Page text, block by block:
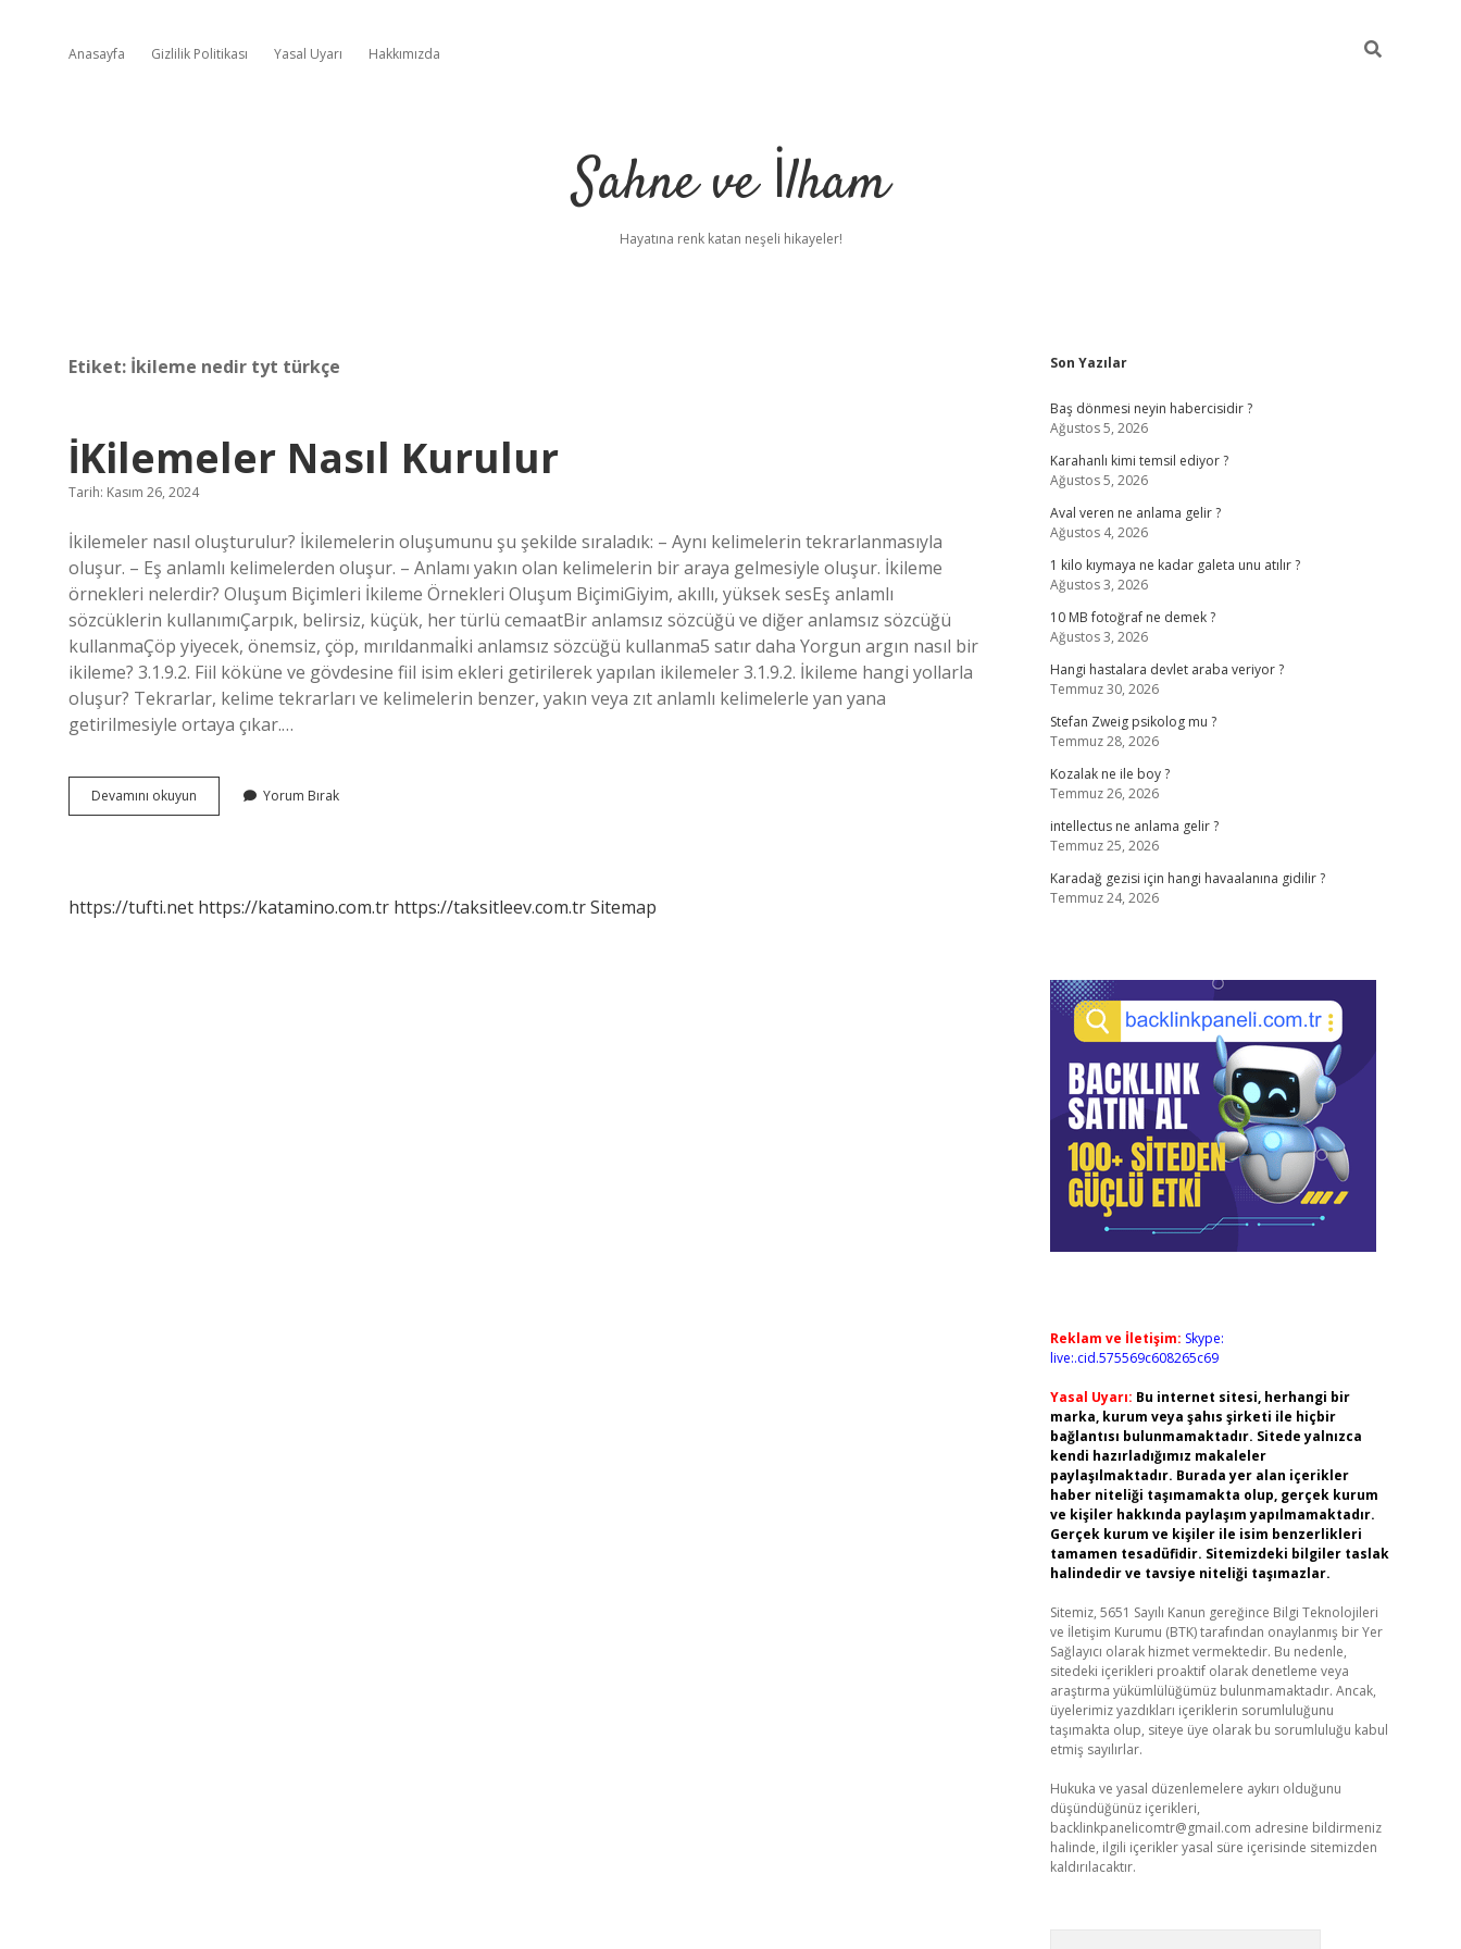
Anasayfa Gizlilik Politikası Yasal Uyarı Hakkımızda
Sahne ve İlham
Hayatına renk katan neşeli hikayeler!
Etiket: İkileme nedir tyt türkçe
İKilemeler Nasıl Kurulur
Tarih: Kasım 26, 2024
İkilemeler nasıl oluşturulur? İkilemelerin oluşumunu şu şekilde sıraladık: – Aynı kelimelerin tekrarlanmasıyla
oluşur. – Eş anlamlı kelimelerden oluşur. – Anlamı yakın olan kelimelerin bir araya gelmesiyle oluşur. İkileme
örnekleri nelerdir? Oluşum Biçimleri İkileme Örnekleri Oluşum BiçimiGiyim, akıllı, yüksek sesEş anlamlı
sözcüklerin kullanımıÇarpık, belirsiz, küçük, her türlü cemaatBir anlamsız sözcüğü ve diğer anlamsız sözcüğü
kullanmaÇöp yiyecek, önemsiz, çöp, mırıldanmaİki anlamsız sözcüğü kullanma5 satır daha Yorgun argın nasıl bir
ikileme? 3.1.9.2. Fiil köküne ve gövdesine fiil isim ekleri getirilerek yapılan ikilemeler 3.1.9.2. İkileme hangi yollarla
oluşur? Tekrarlar, kelime tekrarları ve kelimelerin benzer, yakın veya zıt anlamlı kelimelerle yan yana
getirilmesiyle ortaya çıkar.…
Devamını okuyun İKilemeler
Nasıl
Yorum Bırak
https://tufti.net https://katamino.com.tr https://taksitleev.com.trSitemap
Sidebar
Son Yazılar
Baş dönmesi neyin habercisidir ?
Ağustos 5, 2026
Karahanlı kimi temsil ediyor ?
Ağustos 5, 2026
Aval veren ne anlama gelir ?
Ağustos 4, 2026
1 kilo kıymaya ne kadar galeta unu atılır ?
Ağustos 3, 2026
10 MB fotoğraf ne demek ?
Ağustos 3, 2026
Hangi hastalara devlet araba veriyor ?
Temmuz 30, 2026
Stefan Zweig psikolog mu ?
Temmuz 28, 2026
Kozalak ne ile boy ?
Temmuz 26, 2026
intellectus ne anlama gelir ?
Temmuz 25, 2026
Karadağ gezisi için hangi havaalanına gidilir ?
Temmuz 24, 2026
Reklam ve İletişim: Skype:
live:.cid.575569c608265c69
Yasal Uyarı: Bu internet sitesi, herhangi bir
marka, kurum veya şahıs şirketi ile hiçbir
bağlantısı bulunmamaktadır. Sitede yalnızca
kendi hazırladığımız makaleler
paylaşılmaktadır. Burada yer alan içerikler
haber niteliği taşımamakta olup, gerçek kurum
ve kişiler hakkında paylaşım yapılmamaktadır.
Gerçek kurum ve kişiler ile isim benzerlikleri
tamamen tesadüfidir. Sitemizdeki bilgiler taslak
halindedir ve tavsiye niteliği taşımazlar.
Sitemiz, 5651 Sayılı Kanun gereğince Bilgi Teknolojileri
ve İletişim Kurumu (BTK) tarafından onaylanmış bir Yer
Sağlayıcı olarak hizmet vermektedir. Bu nedenle,
sitedeki içerikleri proaktif olarak denetleme veya
araştırma yükümlülüğümüz bulunmamaktadır. Ancak,
üyelerimiz yazdıkları içeriklerin sorumluluğunu
taşımakta olup, siteye üye olarak bu sorumluluğu kabul
etmiş sayılırlar.
Hukuka ve yasal düzenlemelere aykırı olduğunu
düşündüğünüz içerikleri,
backlinkpanelicomtr@gmail.com adresine bildirmeniz
halinde, ilgili içerikler yasal süre içerisinde sitemizden
kaldırılacaktır.